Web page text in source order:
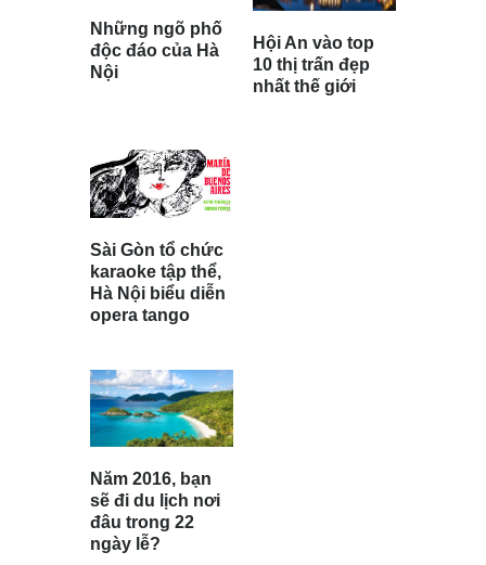
Những ngõ phố
độc đáo của Hà
Nội
Hội An vào top
10 thị trấn đẹp
nhất thế giới
Sài Gòn tổ chức
karaoke tập thể,
Hà Nội biểu diễn
opera tango
Năm 2016, bạn
sẽ đi du lịch nơi
đâu trong 22
ngày lễ?